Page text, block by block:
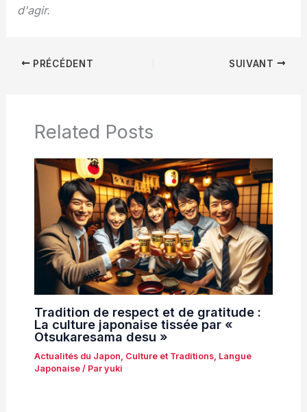
d'agir.
PRÉCÉDENT SUIVANT
Related Posts
Tradition de respect et de gratitude :
La culture japonaise tissée par «
Otsukaresama desu »
Actualités du Japon, Culture et Traditions, Langue
Japonaise/ Par yuki